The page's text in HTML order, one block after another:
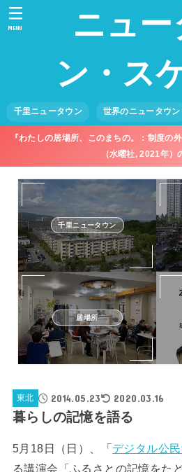
ニュー
ン・ス
千里ニュータウン 世界のニュータウン
MENU
『わたしの居場所、このまちの。：制度の
（水曜社, 2021年）
千里ニュータウン
居場所
東北 2014.05.23 2020.03.16
暮らしの記憶を語る
5月18日（日）、「デジタル公
る講演会「ふるさとの記憶をた